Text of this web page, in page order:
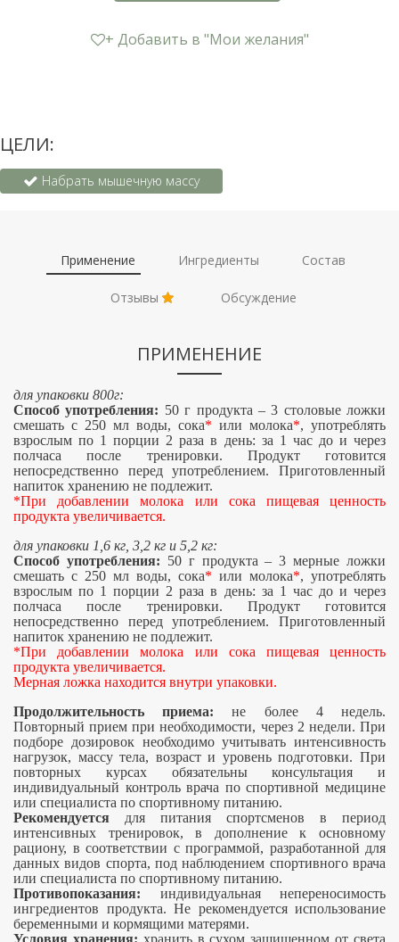
+ Добавить в "Мои желания"
ЦЕЛИ:
Набрать мышечную массу
Применение Ингредиенты Состав
Отзывы Обсуждение
ПРИМЕНЕНИЕ
для упаковки 800г:
Способ употребления: 50 г продукта – 3 столовые ложки
смешать с 250 мл воды, сока* или молока*, употреблять
взрослым по 1 порции 2 раза в день: за 1 час до и через
полчаса после тренировки. Продукт готовится
непосредственно перед употреблением. Приготовленный
напиток хранению не подлежит.
*При добавлении молока или сока пищевая ценность
продукта увеличивается.
для упаковки 1,6 кг, 3,2 кг и 5,2 кг:
Способ употребления: 50 г продукта – 3 мерные ложки
смешать с 250 мл воды, сока* или молока*, употреблять
взрослым по 1 порции 2 раза в день: за 1 час до и через
полчаса после тренировки. Продукт готовится
непосредственно перед употреблением. Приготовленный
напиток хранению не подлежит.
*При добавлении молока или сока пищевая ценность
продукта увеличивается.
Мерная ложка находится внутри упаковки.
Продолжительность приема: не более 4 недель.
Повторный прием при необходимости, через 2 недели. При
подборе дозировок необходимо учитывать интенсивность
нагрузок, массу тела, возраст и уровень подготовки. При
повторных курсах обязательны консультация и
индивидуальный контроль врача по спортивной медицине
или специалиста по спортивному питанию.
Рекомендуется для питания спортсменов в период
интенсивных тренировок, в дополнение к основному
рациону, в соответствии с программой, разработанной для
данных видов спорта, под наблюдением спортивного врача
или специалиста по спортивному питанию.
Противопоказания: индивидуальная непереносимость
ингредиентов продукта. Не рекомендуется использование
беременными и кормящими матерями.
Условия хранения: хранить в сухом защищенном от света